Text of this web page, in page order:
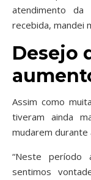
atendimento
recebida, mandei
Desejo
Assim como
tiveram ainda
mudarem durante
“Neste período
sentimos